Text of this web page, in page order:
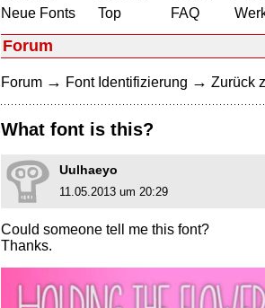
Neue Fonts
Top
FAQ
Forum
Forum → Font Identifizierung → Zurück
What font is this?
Uulhaeyo
11.05.2013 um 20:29
Could someone tell me this font?
Thanks.